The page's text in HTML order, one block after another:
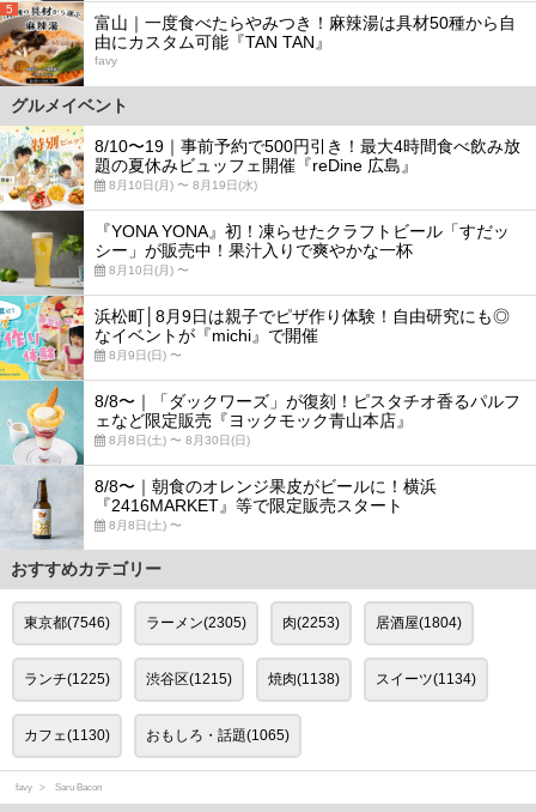
5
富山｜一度食べたらやみつき！麻辣湯は具材50種から自
由にカスタム可能『TAN TAN』
favy
グルメイベント
8/10〜19｜事前予約で500円引き！最大4時間食べ飲み放
題の夏休みビュッフェ開催『reDine 広島』
8月10日(月) 〜 8月19日(水)
『YONA YONA』初！凍らせたクラフトビール「すだッ
シー」が販売中！果汁入りで爽やかな一杯
8月10日(月) 〜
浜松町│8月9日は親子でピザ作り体験！自由研究にも◎
なイベントが『michi』で開催
8月9日(日) 〜
8/8〜｜「ダックワーズ」が復刻！ピスタチオ香るパルフ
ェなど限定販売『ヨックモック青山本店』
8月8日(土) 〜 8月30日(日)
8/8〜｜朝食のオレンジ果皮がビールに！横浜
『2416MARKET』等で限定販売スタート
8月8日(土) 〜
おすすめカテゴリー
東京都(7546) ラーメン(2305) 肉(2253) 居酒屋(1804)
ランチ(1225) 渋谷区(1215) 焼肉(1138) スイーツ(1134)
カフェ(1130) おもしろ・話題(1065)
favy Saru Bacon